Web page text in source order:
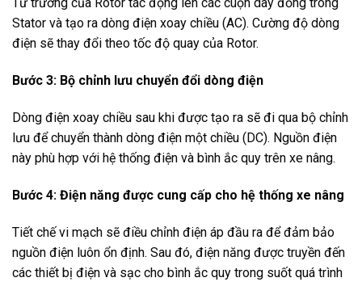
Từ trường của Rotor tác động lên các cuộn dây đồng trong
Stator và tạo ra dòng điện xoay chiều (AC). Cường độ dòng
điện sẽ thay đổi theo tốc độ quay của Rotor.
Bước 3: Bộ chỉnh lưu chuyển đổi dòng điện
Dòng điện xoay chiều sau khi được tạo ra sẽ đi qua bộ chỉnh
lưu để chuyển thành dòng điện một chiều (DC). Nguồn điện
này phù hợp với hệ thống điện và bình ắc quy trên xe nâng.
Bước 4: Điện năng được cung cấp cho hệ thống xe nâng
Tiết chế vi mạch sẽ điều chỉnh điện áp đầu ra để đảm bảo
nguồn điện luôn ổn định. Sau đó, điện năng được truyền đến
các thiết bị điện và sạc cho bình ắc quy trong suốt quá trình